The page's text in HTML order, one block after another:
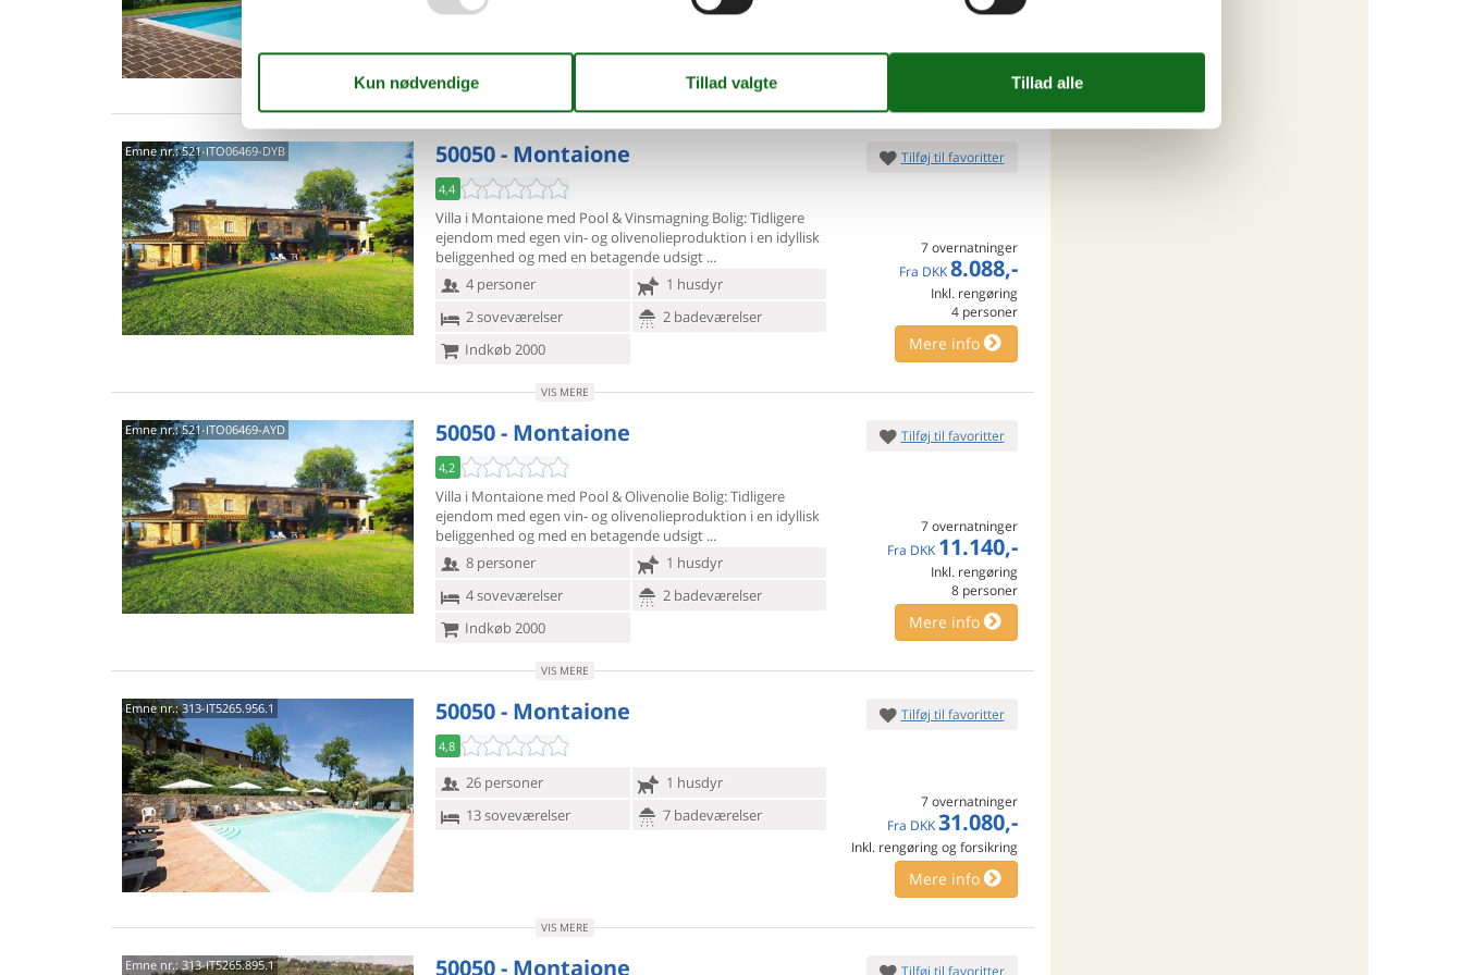
4 soveværelser
2 badeværelser
Inkl. rengøring
VIS MERE
Emne nr.:521-ITO06469-DYB 50050 - Montaione
4,4
Villa i Montaione med Pool & Vinsmagning Bolig: Tidligere
ejendom med egen vin- og olivenolieproduktion i en idyllisk
beliggenhed og med en betagende udsigt
4 personer
1 husdyr
2 soveværelser
2 badeværelser
Indkøb 2000
Tilføj til favoritter
7 overnatninger
Fra DKK 8.088,-
Inkl. rengøring
4 personer
Mere info
VIS MERE
Emne nr.:521-ITO06469-AYD 50050 - Montaione
4,2
Villa i Montaione med Pool & Olivenolie Bolig: Tidligere
ejendom med egen vin- og olivenolieproduktion i en idyllisk
beliggenhed og med en betagende udsigt
8 personer
1 husdyr
4 soveværelser
2 badeværelser
Indkøb 2000
Tilføj til favoritter
7 overnatninger
Fra DKK 11.140,-
Inkl. rengøring
8 personer
Mere info
VIS MERE
Emne nr.:313-IT5265.956.1 50050 - Montaione
4,8
26 personer
1 husdyr
13 soveværelser
7 badeværelser
Tilføj til favoritter
7 overnatninger
Fra DKK 31.080,-
Inkl. rengøring og forsikring
Mere info
VIS MERE
Emne nr.:313-IT5265.895.1 50050 - Montaione Tilføj til favoritter